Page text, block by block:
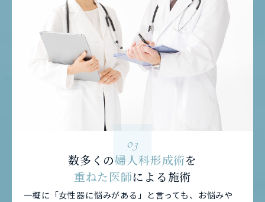
03
数多くの婦人科形成術を
重ねた医師による施術
一概に「女性器に悩みがある」と言っても、お悩みや